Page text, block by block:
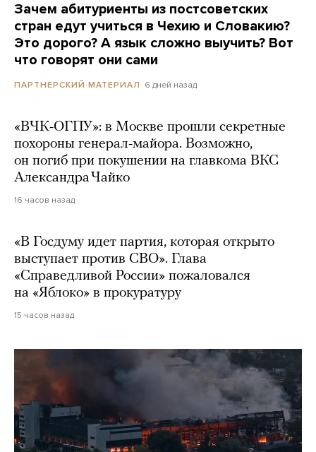
Зачем абитуриенты из постсоветских
стран едут учиться в Чехию и Словакию?
Это дорого? А язык сложно выучить? Вот
что говорят они сами
ПАРТНЕРСКИЙ МАТЕРИАЛ 6 дней назад
«ВЧК-ОГПУ»: в Москве прошли секретные
похороны генерал-майора. Возможно,
он погиб при покушении на главкома ВКС
Александра Чайко
16 часов назад
«В Госдуму идет партия, которая открыто
выступает против СВО». Глава
«Справедливой России» пожаловался
на «Яблоко» в прокуратуру
15 часов назад